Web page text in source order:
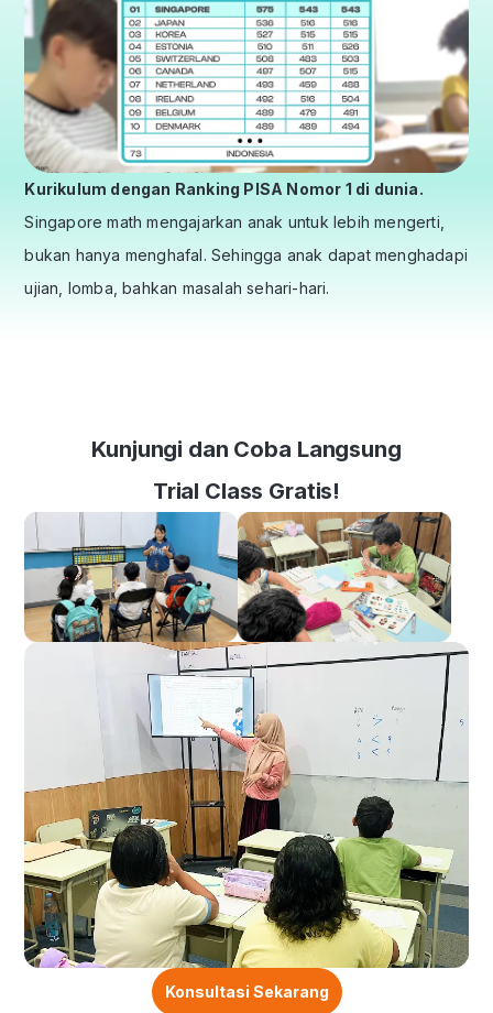
Kurikulum dengan Ranking PISA Nomor 1 di dunia.
Singapore math mengajarkan anak untuk lebih mengerti,
bukan hanya menghafal. Sehingga anak dapat menghadapi
ujian, lomba, bahkan masalah sehari-hari.
Kunjungi dan Coba Langsung
Trial Class Gratis!
Konsultasi Sekarang